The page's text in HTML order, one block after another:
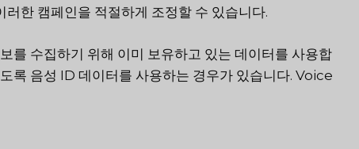
한 캠페인을 적절하게 조정할 수 있습니다.
를 수집하기 위해 이미 보유하고 있는 데이터를 사용합
록 음성 ID 데이터를 사용하는 경우가 있습니다. Voice